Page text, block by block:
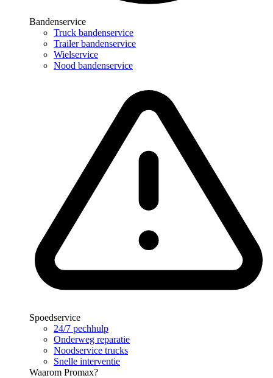
Bandenservice
Truck bandenservice
Trailer bandenservice
Wielservice
Nood bandenservice
Spoedservice
24/7 pechhulp
Onderweg reparatie
Noodservice trucks
Snelle interventie
Waarom Promax?